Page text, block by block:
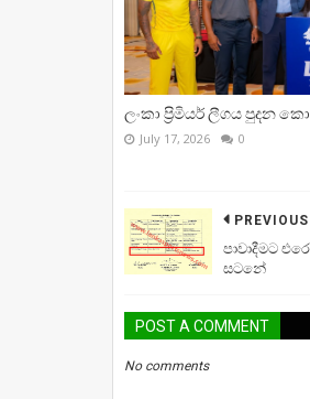
ලංකා ප්‍රිමියර් ලීගය පුදන
July 17, 2026 0
PREVIOUS
පාවාදීමට
සටනේ
POST A COMMENT
No comments